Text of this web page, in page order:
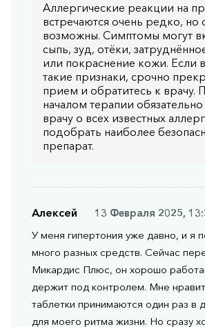
Аллергические реакции на
встречаются очень редко, но
возможны. Симптомы могут
сыпь, зуд, отёки,
или покраснение кожи. Если
такие признаки, срочно
прием и обратитесь к врачу.
началом терапии
врачу о всех известных
подобрать наиболее
препарат.
Алексей
13 Февраля 2025,
У меня гипертония уже давно, и я
много разных средств. Сейчас
Микардис Плюс, он хорошо
держит под контролем. Мне
таблетки принимаются один раз в
для моего ритма жизни. Но сразу